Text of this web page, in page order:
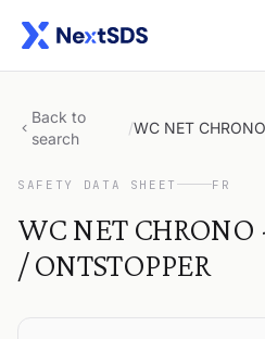
Back to
search
/
SAFETY DATA SHEET FR
WC NET CHRONO
/ ONTSTOPPER